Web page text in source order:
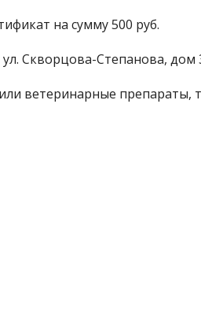
на сумму 500 руб.
Скворцова-Степанова, дом
ветеринарные препараты,